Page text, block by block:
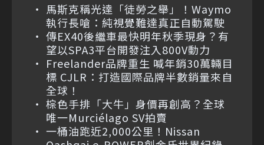
馬斯克稱光達「徒勞之舉」！Waymo
執行長嗆：純視覺難達真正自動駕駛
傳EX40後繼車最快明年秋季現身？有
望以SPA3平台開發注入800V動力
Freelander品牌重生 喊年銷30萬輛目
標 CJLR：打造國際品牌半數銷量來自
全球！
棕色手排「大牛」身價再創高？全球
唯一Murciélago SV拍賣
一桶油跑近2,000公里！Nissan